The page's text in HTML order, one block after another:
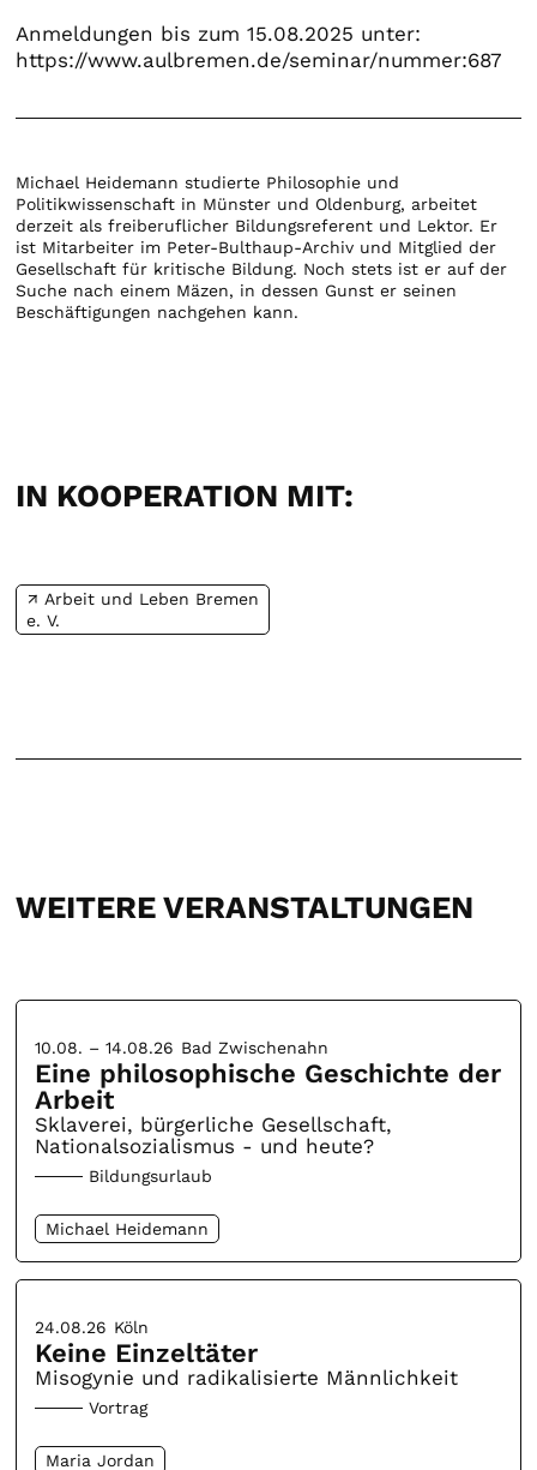
Anmeldungen bis zum 15.08.2025 unter:
https://www.aulbremen.de/seminar/nummer:687
Michael Heidemann studierte Philosophie und
Politikwissenschaft in Münster und Oldenburg, arbeitet
derzeit als freiberuflicher Bildungsreferent und Lektor. Er
ist Mitarbeiter im Peter-Bulthaup-Archiv und Mitglied der
Gesellschaft für kritische Bildung. Noch stets ist er auf der
Suche nach einem Mäzen, in dessen Gunst er seinen
Beschäftigungen nachgehen kann.
IN KOOPERATION MIT:
Arbeit und Leben Bremen
e. V.
WEITERE VERANSTALTUNGEN
10.08. – 14.08.26 Bad Zwischenahn
Eine philosophische Geschichte der
Arbeit
Sklaverei, bürgerliche Gesellschaft,
Nationalsozialismus - und heute?
Bildungsurlaub
Michael Heidemann
24.08.26 Köln
Keine Einzeltäter
Misogynie und radikalisierte Männlichkeit
Vortrag
Maria Jordan